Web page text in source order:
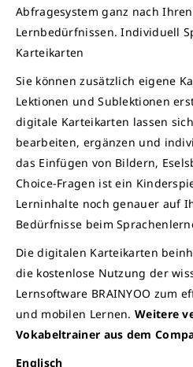
Abfragesystem ganz nach
Lernbedürfnissen. Individuell
Karteikarten
Sie können zusätzlich eigene
Lektionen und Sublektionen
digitale Karteikarten lassen
bearbeiten, ergänzen und
das Einfügen von Bildern,
Choice-Fragen ist ein
Lerninhalte noch genauer auf
Bedürfnisse beim
Die digitalen Karteikarten
die kostenlose Nutzung der
Lernsoftware BRAINYOO zum
und mobilen Lernen.Weitere
Vokabeltrainer aus dem
Englisch